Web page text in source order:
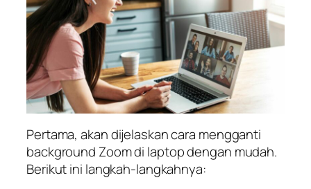
Pertama, akan dijelaskan cara mengganti
background Zoom di laptop dengan mudah.
Berikut ini langkah-langkahnya: